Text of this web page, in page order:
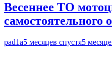
Весеннее ТО
самостоятельного
pad1a5 месяцев спустя5